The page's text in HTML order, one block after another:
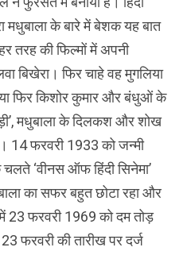
मधुबाला के बारे में बेशक यह बात
तरह की फिल्मों में अपनी
बिखेरा। फिर चाहे वह मुगलिया
फिर किशोर कुमार और बंधुओं के
मधुबाला के दिलकश और शोख
14 फरवरी 1933 को जन्मी
‘वीनस ऑफ हिंदी सिनेमा’
का सफर बहुत छोटा रहा और
23 फरवरी 1969 को दम तोड़
फरवरी की तारीख पर दर्ज